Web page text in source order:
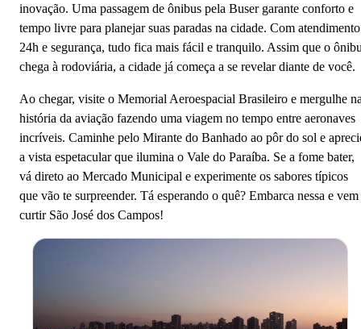
inovação. Uma passagem de ônibus pela Buser garante conforto e
tempo livre para planejar suas paradas na cidade. Com atendimento
24h e segurança, tudo fica mais fácil e tranquilo. Assim que o
chega à rodoviária, a cidade já começa a se revelar diante de você.
Ao chegar, visite o Memorial Aeroespacial Brasileiro e mergulhe
história da aviação fazendo uma viagem no tempo entre aeronaves
incríveis. Caminhe pelo Mirante do Banhado ao pôr do sol e
a vista espetacular que ilumina o Vale do Paraíba. Se a fome bater,
vá direto ao Mercado Municipal e experimente os sabores típicos
que vão te surpreender. Tá esperando o quê? Embarca nessa e vem
curtir São José dos Campos!